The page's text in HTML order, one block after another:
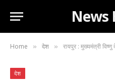
News
Home » देश » रायपुर : मुख्यमंत्री विष्णु देव साय
देश